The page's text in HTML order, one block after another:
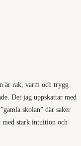
är rak, varm och trygg
Det jag uppskattar med
skolan” där saker
med stark intuition och